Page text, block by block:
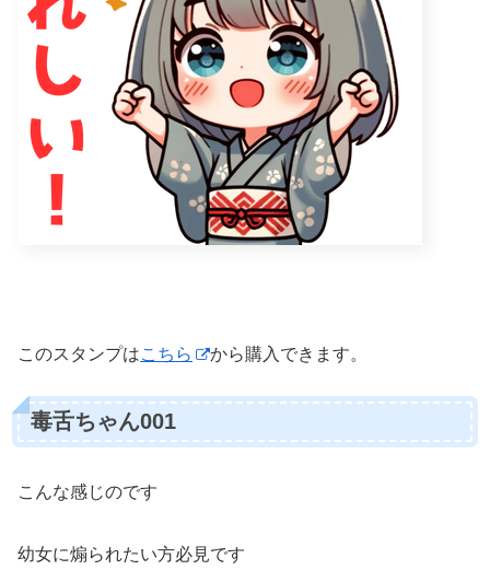
このスタンプはこちら から購入できます。
毒舌ちゃん001
こんな感じのです
幼女に煽られたい方必見です